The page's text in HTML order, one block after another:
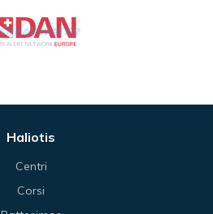
Haliotis
Centri
Corsi